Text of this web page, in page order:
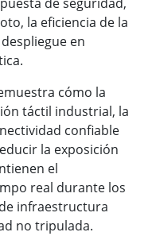
la eficiencia de la
en
cómo la
táctil industrial, la
confiable
la exposición
el
real durante los
infraestructura
no tripulada.